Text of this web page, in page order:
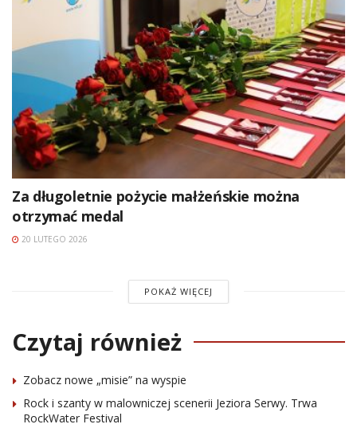
Za długoletnie pożycie małżeńskie można
otrzymać medal
20 LUTEGO 2026
POKAŻ WIĘCEJ
Czytaj również
Zobacz nowe „misie” na wyspie
Rock i szanty w malowniczej scenerii Jeziora Serwy. Trwa
RockWater Festival